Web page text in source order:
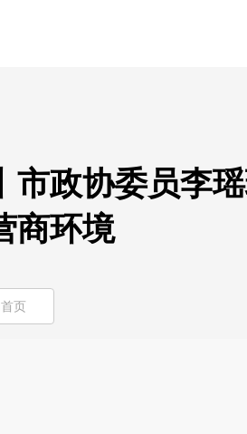
市政协委员李
商环境
页